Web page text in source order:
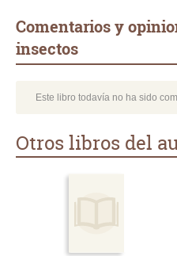
Comentarios y
insectos
Este libro todavía no ha sido
Otros libros del